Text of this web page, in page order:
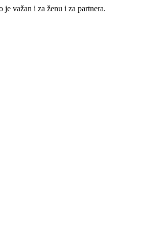
važan i za ženu i za partnera.